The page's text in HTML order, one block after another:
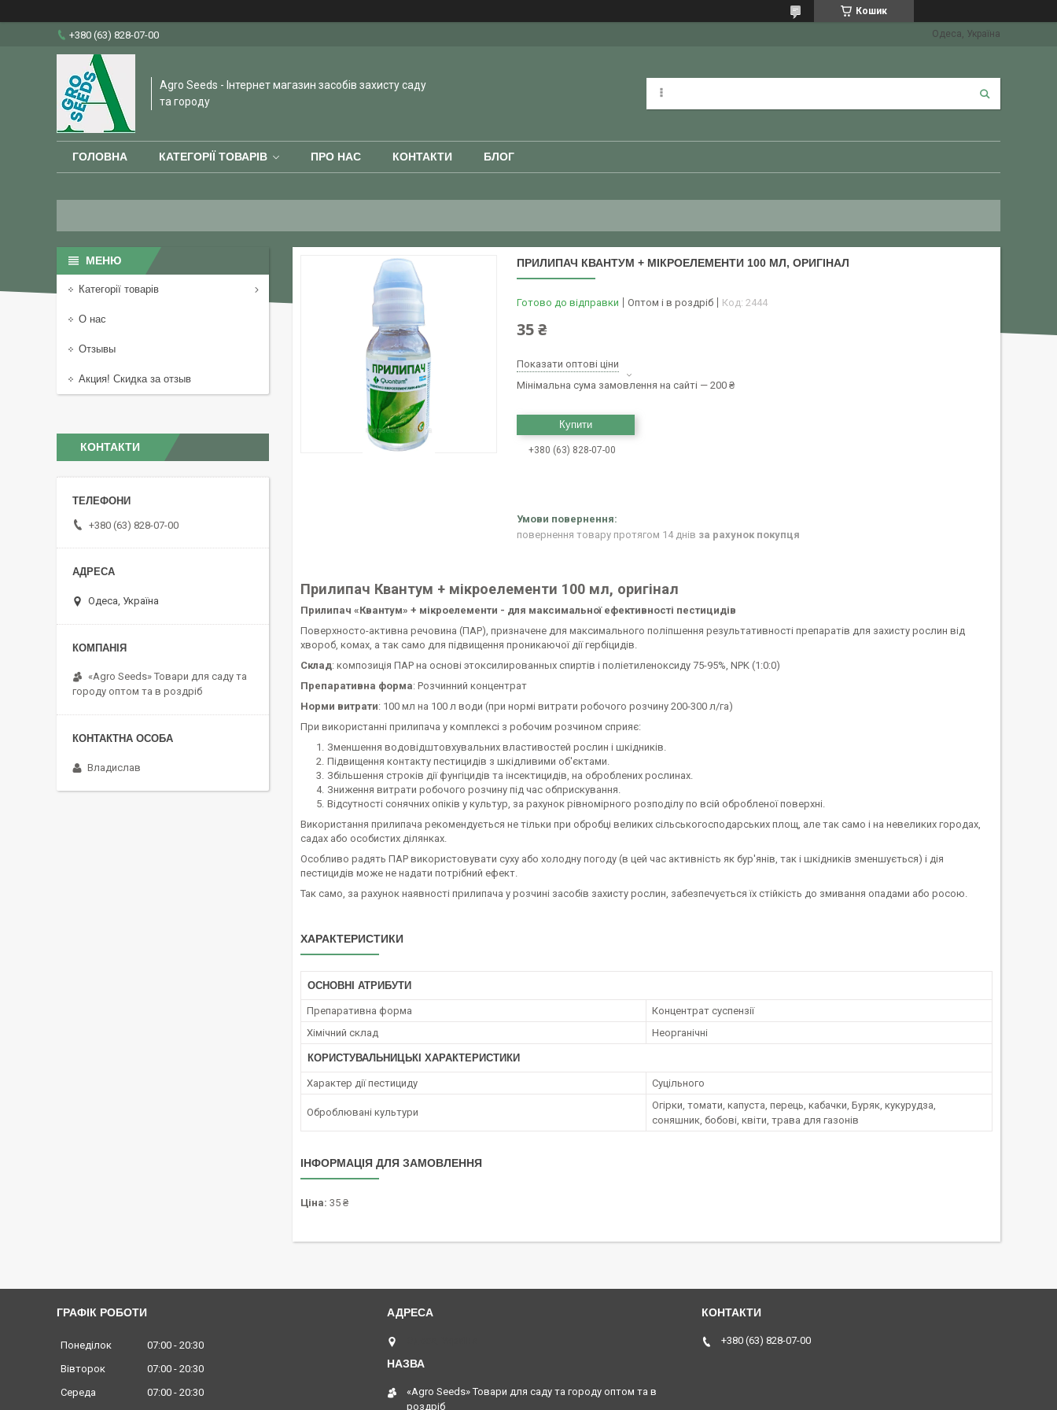
Кошик
+380 (63) 828-07-00 Одеса, Україна
Agro Seeds - Інтернет магазин засобів захисту саду
та городу
ГОЛОВНА КАТЕГОРІЇ ТОВАРІВ ПРО НАС КОНТАКТИ БЛОГ
ПРИЛИПАЧ КВАНТУМ + МІКРОЕЛЕМЕНТИ 100 МЛ, ОРИГІНАЛ
Готово до відправки Оптом і в роздріб Код: 2444
35 ₴
Показати оптові ціни
Мінімальна сума замовлення на сайті — 200 ₴
Купити
+380 (63) 828-07-00
повернення товару протягом 14 днів за рахунок покупця
Прилипач Квантум + мікроелементи 100 мл, оригінал
Прилипач «Квантум» + мікроелементи - для максимальної ефективності пестицидів
Поверхносто-активна речовина (ПАР), призначене для максимального поліпшення результативності препаратів для захисту рослин від
хвороб, комах, а так само для підвищення проникаючої дії гербіцидів.
Склад: композиція ПАР на основі этоксилированных спиртів і поліетиленоксиду 75-95%, NPK (1:0:0)
Препаративна форма: Розчинний концентрат
Норми витрати: 100 мл на 100 л води (при нормі витрати робочого розчину 200-300 л/га)
При використанні прилипача у комплексі з робочим розчином сприяє:
Зменшення водовідштовхувальних властивостей рослин і шкідників.
Підвищення контакту пестицидів з шкідливими об'єктами.
Збільшення строків дії фунгіцидів та інсектицидів, на оброблених рослинах.
Зниження витрати робочого розчину під час обприскування.
Відсутності сонячних опіків у культур, за рахунок рівномірного розподілу по всій обробленої поверхні.
Використання прилипача рекомендується не тільки при обробці великих сільськогосподарських площ, але так само і на невеликих городах,
садах або особистих ділянках.
Особливо радять ПАР використовувати суху або холодну погоду (в цей час активність як бур'янів, так і шкідників зменшується) і дія
пестицидів може не надати потрібний ефект.
Так само, за рахунок наявності прилипача у розчині засобів захисту рослин, забезпечується їх стійкість до змивання опадами або росою.
ХАРАКТЕРИСТИКИ
ОСНОВНІ АТРИБУТИ
Препаративна форма
Концентрат суспензії
Хімічний склад
Неорганічні
КОРИСТУВАЛЬНИЦЬКІ ХАРАКТЕРИСТИКИ
Характер дії пестициду Суцільного
Оброблювані культури
Огірки, томати, капуста, перець, кабачки, Буряк, кукурудза,
соняшник, бобові, квіти, трава для газонів
ІНФОРМАЦІЯ ДЛЯ ЗАМОВЛЕННЯ
Ціна: 35 ₴
Категорії товарів
О нас
Отзывы
Акция! Скидка за отзыв
КОНТАКТИ
+380 (63) 828-07-00
Одеса, Україна
«Agro Seeds» Товари для саду та
городу оптом та в роздріб
Владислав
ГРАФІК РОБОТИ
Понеділок 07:00
20:30
Вівторок
07:00
20:30
Середа
07:00 20:30
«Agro Seeds» Товари для саду та городу оптом та в
роздріб
+380 (63) 828-07-00